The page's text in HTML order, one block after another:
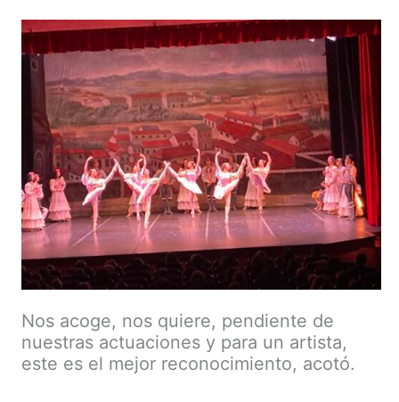
Nos acoge, nos quiere, pendiente de
nuestras actuaciones y para un artista,
este es el mejor reconocimiento, acotó.